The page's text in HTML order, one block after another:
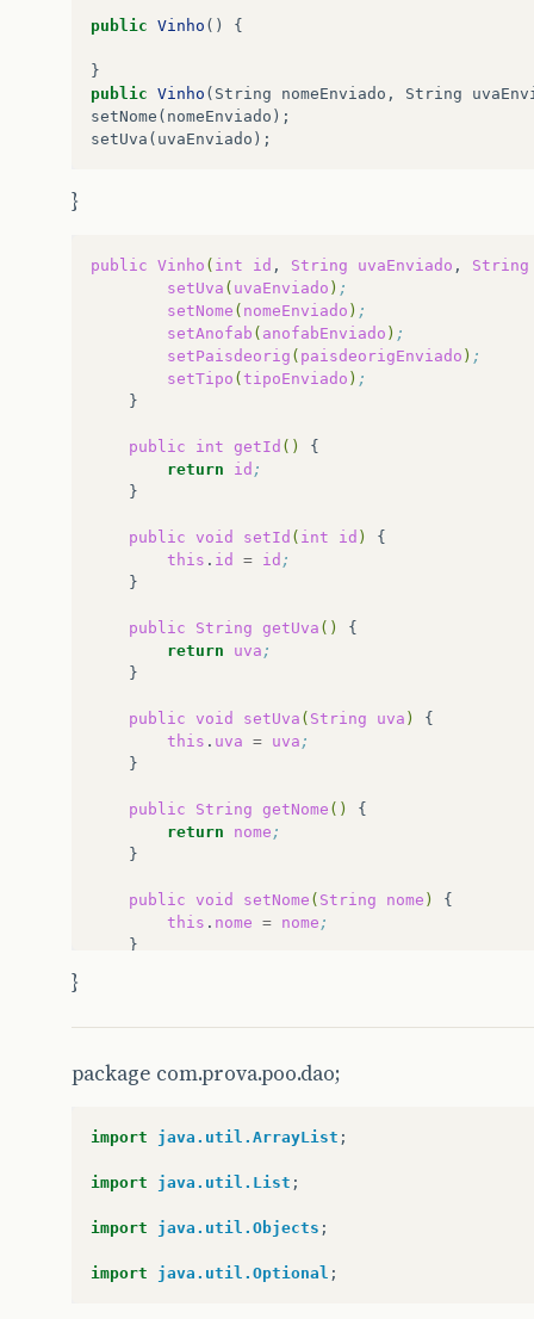
public Vinho () {
}
public Vinho ( String nomeEnviado , String
setNome ( nomeEnviado );
setUva ( uvaEnviado );
}
public Vinho ( int id , String uvaEnviado ,
String
setUva ( uvaEnviado ) ;
setNome ( nomeEnviado ) ;
setAnofab ( anofabEnviado ) ;
setPaisdeorig ( paisdeorigEnviado ) ;
setTipo ( tipoEnviado ) ;
}
public int getId ()
return
id ;
}
public void setId ( int id )
this . id = id ;
}
public String getUva ()
return
uva ;
}
public void setUva ( String uva )
this . uva = uva ;
}
public String getNome ()
return
nome ;
}
public void setNome ( String nome )
this . nome = nome ;
}
public void setAnofab(
public String getPaisdeorig
paisdeorig
public void setPaisdeorig
paisdeorig
}
package com.prova.poo.dao;
import java.util.ArrayList ;
import java.util.List ;
import java.util.Objects ;
import java.util.Optional ;